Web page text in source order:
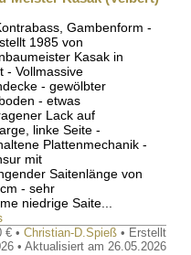
Gambenform -
1985 von
Kasak in
- Vollmassive
- gewölbter
- etwas
Lack auf
linke Seite -
Plattenmechanik -
mit
Saitenlänge von
- sehr
niedrige Saite...
€ • Christian-D.Spieß • Erstellt
• Aktualisiert am 26.05.2026